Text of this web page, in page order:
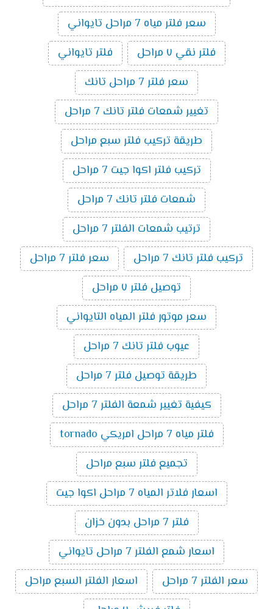
سعر فلتر مياه 7 مراحل تايواني
فلتر نقي ٧ مراحل
فلتر تايواني
سعر فلتر 7 مراحل تانك
تغيير شمعات فلتر تانك 7 مراحل
طريقة تركيب فلتر سبع مراحل
تركيب فلتر اكوا جيت 7 مراحل
شمعات فلتر تانك 7 مراحل
ترتيب شمعات الفلتر 7 مراحل
تركيب فلتر تانك 7 مراحل
سعر فلتر 7 مراحل
توصيل فلتر ٧ مراحل
سعر موتور فلتر المياه التايواني
عيوب فلتر تانك 7 مراحل
طريقة توصيل فلتر 7 مراحل
كيفية تغيير شمعة الفلتر 7 مراحل
فلتر مياه 7 مراحل امريكي tornado
تجميع فلتر سبع مراحل
اسعار فلاتر المياه 7 مراحل اكوا جيت
فلتر 7 مراحل بدون خزان
اسعار شمع الفلتر 7 مراحل تايواني
سعر الفلتر 7 مراحل
اسعار الفلتر السبع مراحل